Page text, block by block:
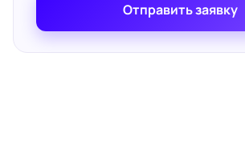
Отправить заявку